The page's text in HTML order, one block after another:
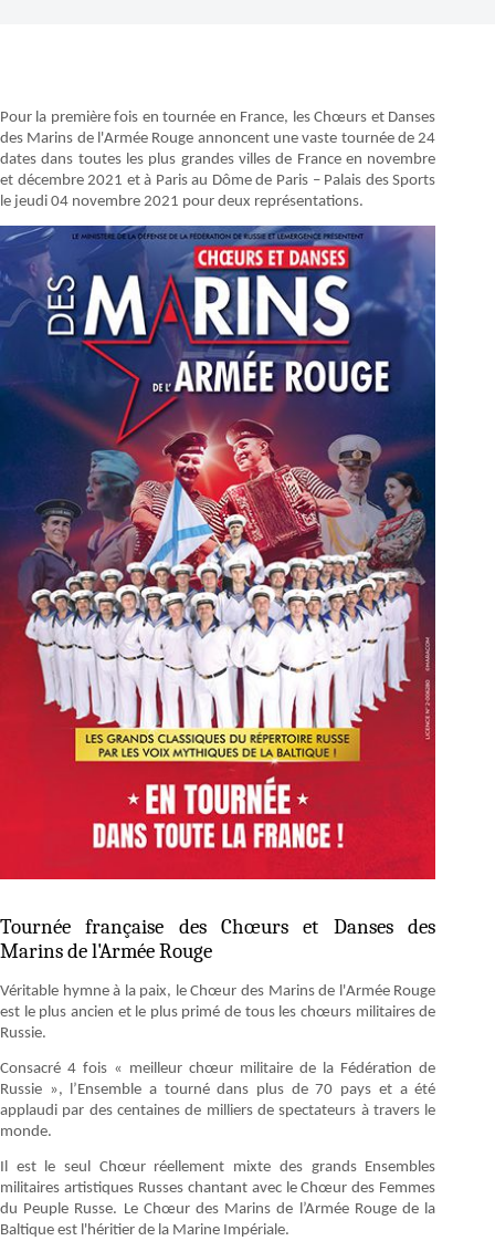
Pour la première fois en tournée en France, les Chœurs et Danses
des Marins de l'Armée Rouge annoncent une vaste tournée de 24
dates dans toutes les plus grandes villes de France en novembre
et décembre 2021 et à Paris au Dôme de Paris – Palais des Sports
le jeudi 04 novembre 2021 pour deux représentations.
Tournée française des Chœurs et Danses des
Marins de l'Armée Rouge
Véritable hymne à la paix, le Chœur des Marins de l'Armée Rouge
est le plus ancien et le plus primé de tous les chœurs militaires de
Russie.
Consacré 4 fois « meilleur chœur militaire de la Fédération de
Russie », l’Ensemble a tourné dans plus de 70 pays et a été
applaudi par des centaines de milliers de spectateurs à travers le
monde.
Il est le seul Chœur réellement mixte des grands Ensembles
militaires artistiques Russes chantant avec le Chœur des Femmes
du Peuple Russe. Le Chœur des Marins de l’Armée Rouge de la
Baltique est l'héritier de la Marine Impériale.